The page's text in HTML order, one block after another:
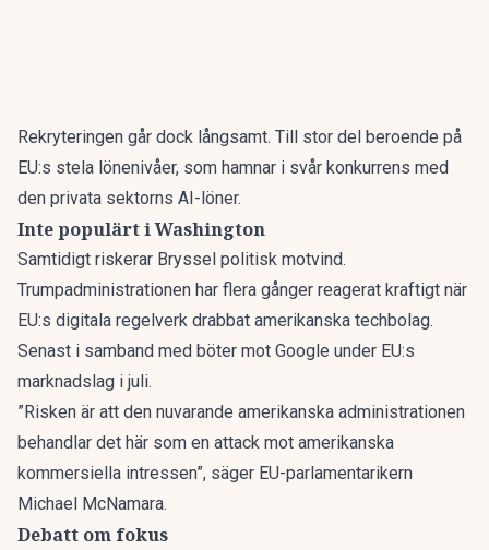
Rekryteringen går dock långsamt. Till stor del beroende på
EU:s stela lönenivåer, som hamnar i svår konkurrens med
den privata sektorns AI-löner.
Inte populärt i Washington
Samtidigt riskerar Bryssel politisk motvind.
Trumpadministrationen har flera gånger reagerat kraftigt när
EU:s digitala regelverk drabbat amerikanska techbolag.
Senast i samband med böter mot Google under EU:s
marknadslag i juli.
”Risken är att den nuvarande amerikanska administrationen
behandlar det här som en attack mot amerikanska
kommersiella intressen”, säger EU-parlamentarikern
Michael McNamara.
Debatt om fokus